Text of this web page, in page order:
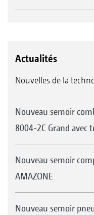
Actualités
Nouvelles de la
Nouveau semoir
8004-2C Grand
Nouveau semoir
AMAZONE
Nouveau semoir